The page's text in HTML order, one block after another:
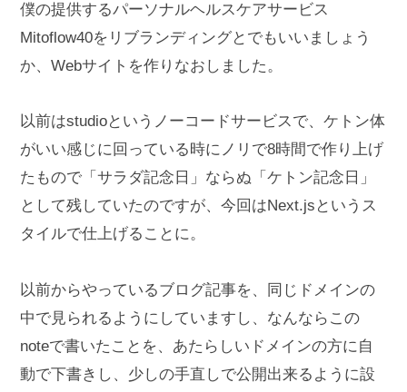
僕の提供するパーソナルヘルスケアサービス
Mitoflow40をリブランディングとでもいいましょう
か、Webサイトを作りなおしました。
以前はstudioというノーコードサービスで、ケトン体
がいい感じに回っている時にノリで8時間で作り上げ
たもので「サラダ記念日」ならぬ「ケトン記念日」
として残していたのですが、今回はNext.jsというス
タイルで仕上げることに。
以前からやっているブログ記事を、同じドメインの
中で見られるようにしていますし、なんならこの
noteで書いたことを、あたらしいドメインの方に自
動で下書きし、少しの手直しで公開出来るように設